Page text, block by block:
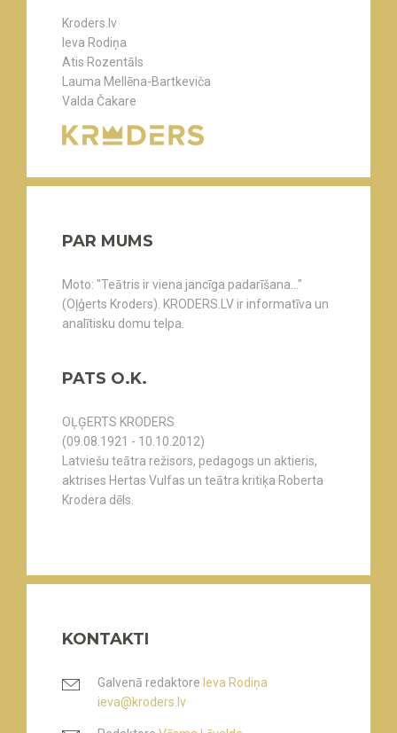
Kroders.lv
Ieva Rodiņa
Atis Rozentāls
Lauma Mellēna-Bartkeviča
Valda Čakare
PAR MUMS
Moto: "Teātris ir viena jancīga padarīšana..."
(Oļģerts Kroders). KRODERS.LV ir informatīva un
analītisku domu telpa.
PATS O.K.
OĻĢERTS KRODERS
(09.08.1921 - 10.10.2012)
Latviešu teātra režisors, pedagogs un aktieris,
aktrises Hertas Vulfas un teātra kritiķa Roberta
Krodera dēls.
KONTAKTI
Galvenā redaktore Ieva Rodiņa
ieva@kroders.lv